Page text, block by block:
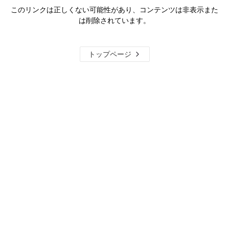
このリンクは正しくない可能性があり、コンテンツは非表示また
は削除されています。
トップページ